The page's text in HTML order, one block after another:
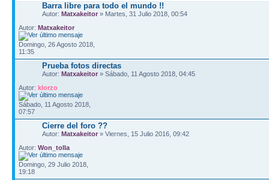
Barra libre para todo el mundo !!
Autor: Matxakeitor » Martes, 31 Julio 2018, 00:54
Autor: Matxakeitor
Domingo, 26 Agosto 2018,
11:35
Prueba fotos directas
Autor: Matxakeitor » Sábado, 11 Agosto 2018, 04:45
Autor: klorzo
Sábado, 11 Agosto 2018,
07:57
Cierre del foro ??
Autor: Matxakeitor » Viernes, 15 Julio 2016, 09:42
Autor: Won_tolla
Domingo, 29 Julio 2018,
19:18